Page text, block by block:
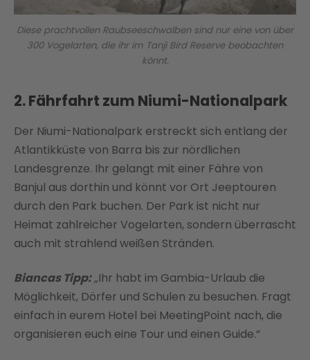
Diese prachtvollen Raubseeschwalben sind nur eine von über
300 Vogelarten, die ihr im Tanji Bird Reserve beobachten
könnt.
2. Fährfahrt zum Niumi-Nationalpark
Der Niumi-Nationalpark erstreckt sich entlang der
Atlantikküste von Barra bis zur nördlichen
Landesgrenze. Ihr gelangt mit einer Fähre von
Banjul aus dorthin und könnt vor Ort Jeeptouren
durch den Park buchen. Der Park ist nicht nur
Heimat zahlreicher Vogelarten, sondern überrascht
auch mit strahlend weißen Stränden.
Biancas Tipp:„Ihr habt im Gambia-Urlaub die
Möglichkeit, Dörfer und Schulen zu besuchen. Fragt
einfach in eurem Hotel bei MeetingPoint nach, die
organisieren euch eine Tour und einen Guide.“